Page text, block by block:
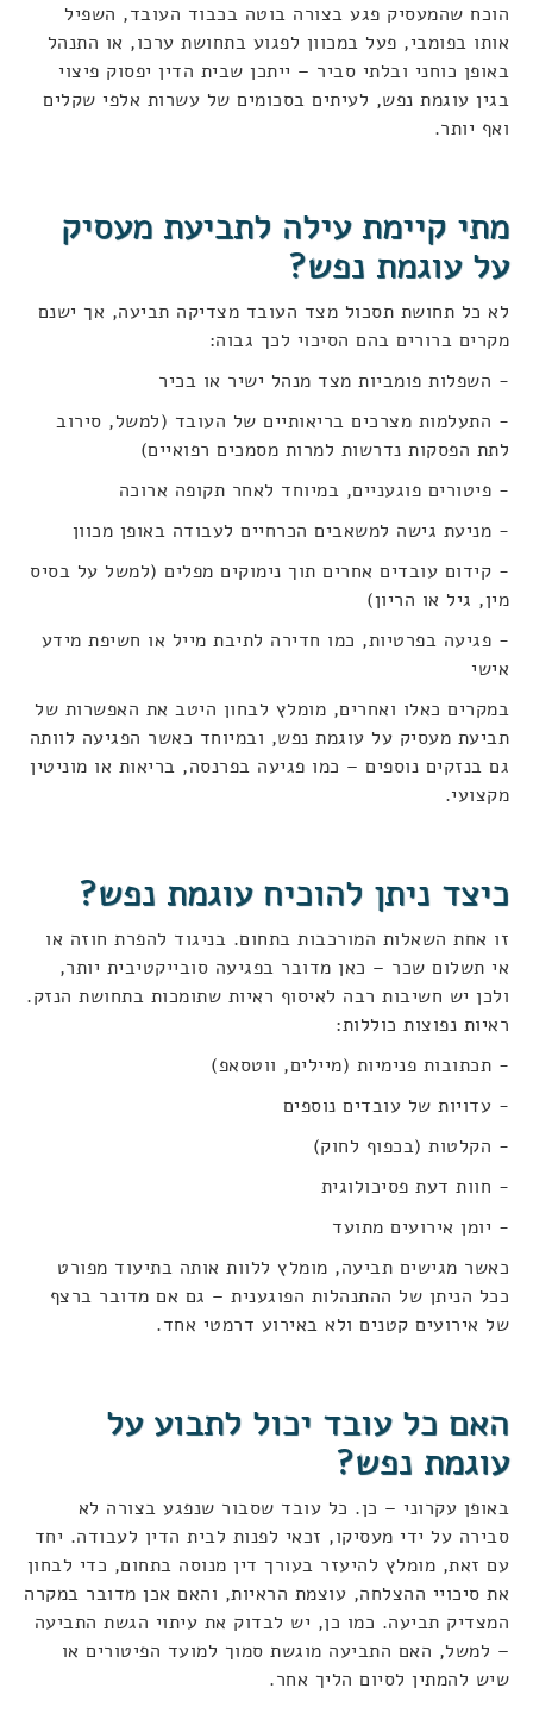
הוכח שהמעסיק פגע בצורה בוטה בכבוד העובד, השפיל
אותו בפומבי, פעל במכוון לפגוע בתחושת ערכו, או התנהל
באופן כוחני ובלתי סביר – ייתכן שבית הדין יפסוק פיצוי
בגין עוגמת נפש, לעיתים בסכומים של עשרות אלפי שקלים
ואף יותר.
מתי קיימת עילה לתביעת מעסיק
על עוגמת נפש?
לא כל תחושת תסכול מצד העובד מצדיקה תביעה, אך ישנם
מקרים ברורים בהם הסיכוי לכך גבוה:
- השפלות פומביות מצד מנהל ישיר או בכיר
- התעלמות מצרכים בריאותיים של העובד (למשל, סירוב
לתת הפסקות נדרשות למרות מסמכים רפואיים)
- פיטורים פוגעניים, במיוחד לאחר תקופה ארוכה
- מניעת גישה למשאבים הכרחיים לעבודה באופן מכוון
- קידום עובדים אחרים תוך נימוקים מפלים (למשל על בסיס
מין, גיל או הריון)
- פגיעה בפרטיות, כמו חדירה לתיבת מייל או חשיפת מידע
אישי
במקרים כאלו ואחרים, מומלץ לבחון היטב את האפשרות של
תביעת מעסיק על עוגמת נפש, ובמיוחד כאשר הפגיעה לוותה
גם בנזקים נוספים – כמו פגיעה בפרנסה, בריאות או מוניטין
מקצועי.
כיצד ניתן להוכיח עוגמת נפש?
זו אחת השאלות המורכבות בתחום. בניגוד להפרת חוזה או
אי תשלום שכר – כאן מדובר בפגיעה סובייקטיבית יותר,
ולכן יש חשיבות רבה לאיסוף ראיות שתומכות בתחושת הנזק.
ראיות נפוצות כוללות:
- תכתובות פנימיות (מיילים, ווטסאפ)
- עדויות של עובדים נוספים
- הקלטות (בכפוף לחוק)
- חוות דעת פסיכולוגית
- יומן אירועים מתועד
כאשר מגישים תביעה, מומלץ ללוות אותה בתיעוד מפורט
ככל הניתן של ההתנהלות הפוגענית – גם אם מדובר ברצף
של אירועים קטנים ולא באירוע דרמטי אחד.
האם כל עובד יכול לתבוע על
עוגמת נפש?
באופן עקרוני – כן. כל עובד שסבור שנפגע בצורה לא
סבירה על ידי מעסיקו, זכאי לפנות לבית הדין לעבודה. יחד
עם זאת, מומלץ להיעזר בעורך דין מנוסה בתחום, כדי לבחון
את סיכויי ההצלחה, עוצמת הראיות, והאם אכן מדובר במקרה
המצדיק תביעה. כמו כן, יש לבדוק את עיתוי הגשת התביעה
– למשל, האם התביעה מוגשת סמוך למועד הפיטורים או
שיש להמתין לסיום הליך אחר.